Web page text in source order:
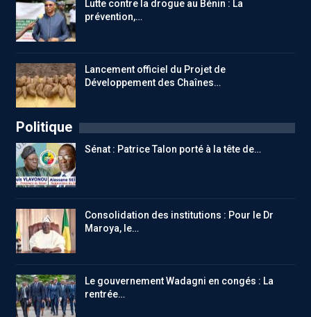
Lutte contre la drogue au Bénin : La
prévention,…
Lancement officiel du Projet de
Développement des Chaînes…
Politique
Sénat : Patrice Talon porté à la tête de…
Consolidation des institutions : Pour le Dr
Maroya, le…
Le gouvernement Wadagni en congés : La
rentrée…